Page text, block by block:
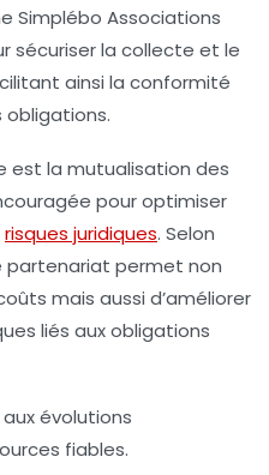
Simplébo Associations
sécuriser la collecte et le
ainsi la conformité
est la mutualisation des
pour optimiser
risques juridiques. Selon
partenariat permet non
mais aussi d’améliorer
liés aux obligations
évolutions
fiables.